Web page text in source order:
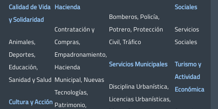
Calidad de Vida
y Solidaridad
Animales,
Deportes,
Educación,
Sanidad y Salud
Cultura y Acción
Hacienda
Contratación y
Compras,
Empadronamiento,
Hacienda
Municipal, Nuevas
Tecnologías,
Patrimonio,
Bomberos, Policía,
Potrero, Protección
Civil, Tráfico
Servicios Municipales
Disciplina Urbanística,
Licencias Urbanísticas,
Sociales
Servicios
Sociales
Turismo y
Actividad
Económica